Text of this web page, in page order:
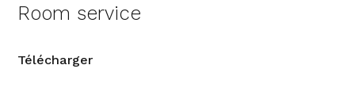
Room service
Télécharger